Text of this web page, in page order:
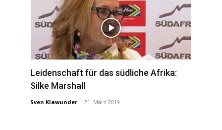
Leidenschaft für das südliche Afrika:
Silke Marshall
Sven Klawunder - 21. März 2019